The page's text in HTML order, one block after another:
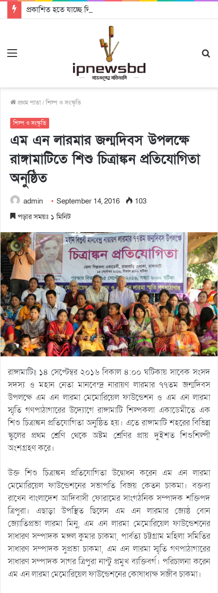
প্রকাশিত হতে যাচ্ছে দি রাবুগার নতুন গান ‘Baljanggi’
প্রথম পাতা/শিল্প ও সংস্কৃতি
শিল্প ও সংস্কৃতি
এম এন লারমার জন্মদিবস উপলক্ষে
রাঙ্গামাটিতে শিশু চিত্রাঙ্কন প্রতিযোগিতা
অনুষ্ঠিত
admin September 14, 2016
103
পড়ার সময়ঃ ১ মিনিট
রাঙ্গামাটিঃ ১৪ সেপ্টেম্বর ২০১৬ বিকাল ৪:০০ ঘটিকায় সাবেক সংসদ
সদস্য ও মহান নেতা মানবেন্দ্র নারায়ণ লারমার ৭৭তম জন্মদিবস
উপলক্ষে এম এন লারমা মেমোরিয়েল ফাউন্ডেশন ও এম এন লারমা
স্মৃতি গণপাঠাগারের উদ্যোগে রাঙ্গামাটি শিল্পকলা একাডেমীতে এক
শিশু চিত্রাঙ্কন প্রতিযোগিতা অনুষ্ঠিত হয়। এতে রাঙ্গামাটি শহরের বিভিন্ন
স্কুলের প্রথম শ্রেণি থেকে অষ্টম শ্রেণির প্রায় দুইশত শিশুশিল্পী
অংশগ্রহণ করে।
উক্ত শিশু চিত্রাঙ্কন প্রতিযোগিতা উদ্বোধন করেন এম এন লারমা
মেমোরিয়েল ফাউন্ডেশনের সভাপতি বিজয় কেতন চাকমা। বক্তব্য
রাখেন বাংলাদেশ আদিবাসী ফোরামের সাংগঠনিক সম্পাদক শক্তিপদ
ত্রিপুরা। এছাড়া উপস্থিত ছিলেন এম এন লারমার জ্যেষ্ঠ বোন
জ্যোতিপ্রভা লারমা মিনু, এম এন লারমা মেমোরিয়েল ফাউন্ডেশনের
সাধারণ সম্পাদক মঙ্গল কুমার চাকমা, পার্বত্য চট্টগ্রাম মহিলা সমিতির
সাধারণ সম্পাদক সুপ্রভা চাকমা, এম এন লারমা স্মৃতি গণপাঠাগারের
সাধারণ সম্পাদক সাগর ত্রিপুরা নান্টু প্রমুখ ব্যক্তিবর্গ। পরিচালনা করেন
এম এন লারমা মেমোরিয়েল ফাউন্ডেশনের কোষাধ্যক্ষ সজীব চাকমা।